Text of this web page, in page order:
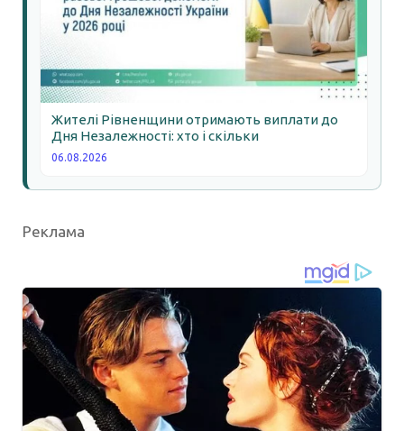
Жителі Рівненщини отримають виплати до
Дня Незалежності: хто і скільки
06.08.2026
Реклама